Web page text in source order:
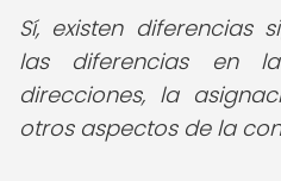
Sí, existen diferencias
las diferencias en
direcciones, la
otros aspectos de la